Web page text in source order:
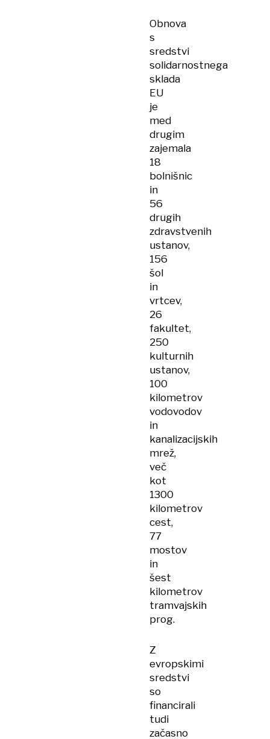
Obnova
s
sredstvi
solidarnostnega
sklada
EU
je
med
drugim
zajemala
18
bolnišnic
in
56
drugih
zdravstvenih
ustanov,
156
šol
in
vrtcev,
26
fakultet,
250
kulturnih
ustanov,
100
kilometrov
vodovodov
in
kanalizacijskih
mrež,
več
kot
1300
kilometrov
cest,
77
mostov
in
šest
kilometrov
tramvajskih
prog.
Z
evropskimi
sredstvi
so
financirali
tudi
začasno